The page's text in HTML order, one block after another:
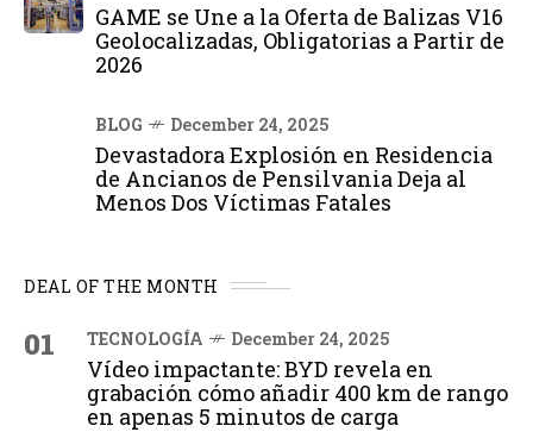
GAME se Une a la Oferta de Balizas V16
Geolocalizadas, Obligatorias a Partir de
2026
BLOG December 24, 2025
Devastadora Explosión en Residencia
de Ancianos de Pensilvania Deja al
Menos Dos Víctimas Fatales
DEAL OF THE MONTH
01 TECNOLOGÍA December 24, 2025
Vídeo impactante: BYD revela en
grabación cómo añadir 400 km de rango
en apenas 5 minutos de carga